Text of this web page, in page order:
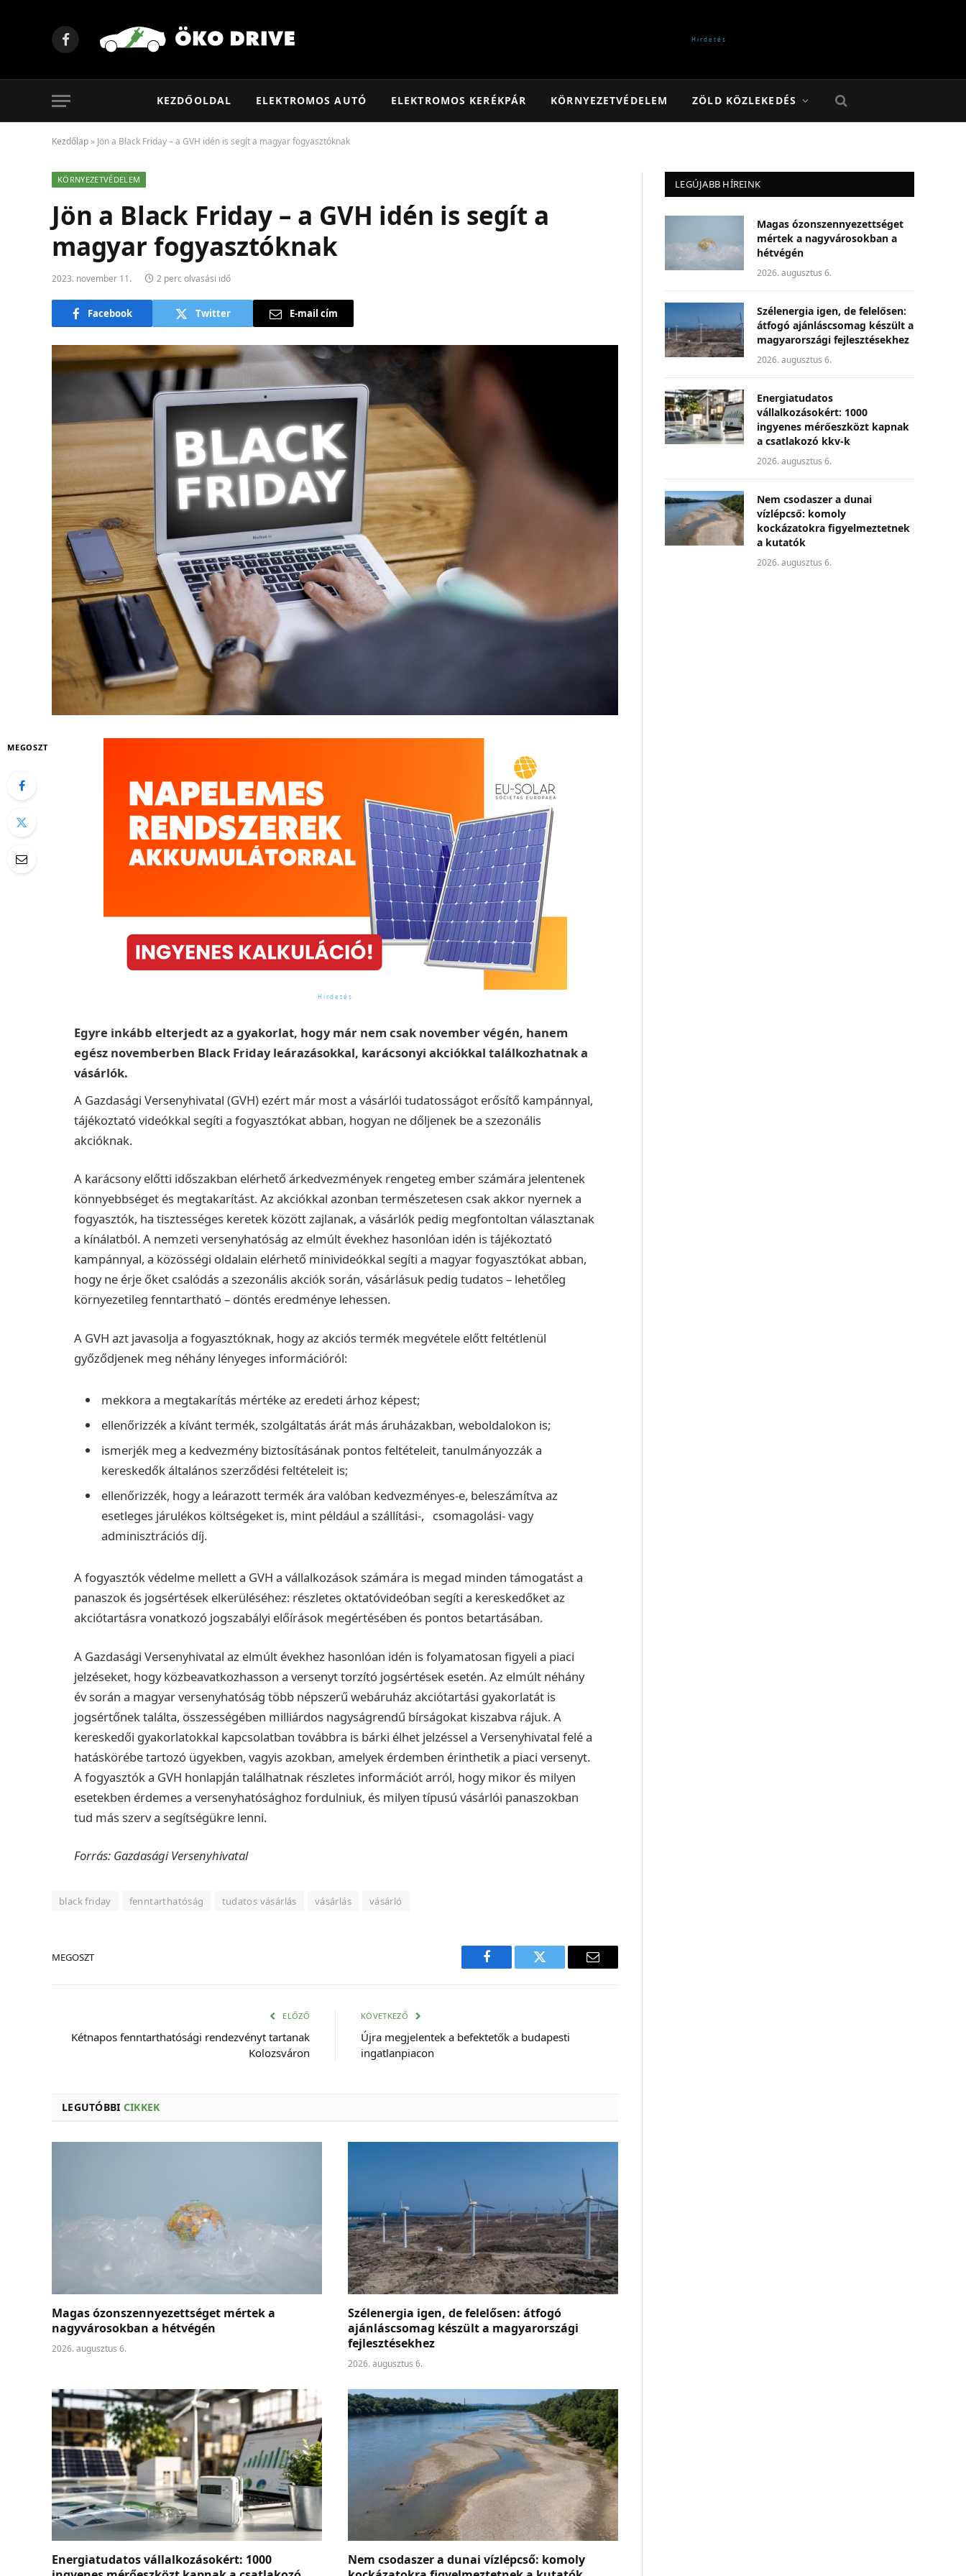
Facebook
KEZDŐOLDAL ELEKTROMOS AUTÓ ELEKTROMOS KERÉKPÁR KÖRNYEZETVÉDELEM ZÖLD KÖZLEKEDÉS
Kezdőlap » Jön a Black Friday – a GVH idén is segít a magyar fogyasztóknak
KÖRNYEZETVÉDELEM
Jön a Black Friday – a GVH idén is segít a
magyar fogyasztóknak
2023. november 11. 2 perc olvasási idő
Facebook Twitter E-mail cím
MEGOSZT
Egyre inkább elterjedt az a gyakorlat, hogy már nem csak november végén, hanem
egész novemberben Black Friday leárazásokkal, karácsonyi akciókkal találkozhatnak a
vásárlók.
A Gazdasági Versenyhivatal (GVH) ezért már most a vásárlói tudatosságot erősítő kampánnyal,
tájékoztató videókkal segíti a fogyasztókat abban, hogyan ne dőljenek be a szezonális
akcióknak.
A karácsony előtti időszakban elérhető árkedvezmények rengeteg ember számára jelentenek
könnyebbséget és megtakarítást. Az akciókkal azonban természetesen csak akkor nyernek a
fogyasztók, ha tisztességes keretek között zajlanak, a vásárlók pedig megfontoltan választanak
a kínálatból. A nemzeti versenyhatóság az elmúlt évekhez hasonlóan idén is tájékoztató
kampánnyal, a közösségi oldalain elérhető minivideókkal segíti a magyar fogyasztókat abban,
hogy ne érje őket csalódás a szezonális akciók során, vásárlásuk pedig tudatos – lehetőleg
környezetileg fenntartható – döntés eredménye lehessen.
A GVH azt javasolja a fogyasztóknak, hogy az akciós termék megvétele előtt feltétlenül
győződjenek meg néhány lényeges információról:
mekkora a megtakarítás mértéke az eredeti árhoz képest;
ellenőrizzék a kívánt termék, szolgáltatás árát más áruházakban, weboldalokon is;
ismerjék meg a kedvezmény biztosításának pontos feltételeit, tanulmányozzák a
kereskedők általános szerződési feltételeit is;
ellenőrizzék, hogy a leárazott termék ára valóban kedvezményes-e, beleszámítva az
esetleges járulékos költségeket is, mint például a szállítási-, csomagolási- vagy
adminisztrációs díj.
A fogyasztók védelme mellett a GVH a vállalkozások számára is megad minden támogatást a
panaszok és jogsértések elkerüléséhez: részletes oktatóvideóban segíti a kereskedőket az
akciótartásra vonatkozó jogszabályi előírások megértésében és pontos betartásában.
A Gazdasági Versenyhivatal az elmúlt évekhez hasonlóan idén is folyamatosan figyeli a piaci
jelzéseket, hogy közbeavatkozhasson a versenyt torzító jogsértések esetén. Az elmúlt néhány
év során a magyar versenyhatóság több népszerű webáruház akciótartási gyakorlatát is
jogsértőnek találta, összességében milliárdos nagyságrendű bírságokat kiszabva rájuk. A
kereskedői gyakorlatokkal kapcsolatban továbbra is bárki élhet jelzéssel a Versenyhivatal felé a
hatáskörébe tartozó ügyekben, vagyis azokban, amelyek érdemben érinthetik a piaci versenyt.
A fogyasztók a GVH honlapján találhatnak részletes információt arról, hogy mikor és milyen
esetekben érdemes a versenyhatósághoz fordulniuk, és milyen típusú vásárlói panaszokban
tud más szerv a segítségükre lenni.
Forrás: Gazdasági Versenyhivatal
black friday fenntarthatóság tudatos vásárlás vásárlás vásárló
MEGOSZT
Facebook Twitter
E-
ELŐZŐ
Kétnapos fenntarthatósági rendezvényt tartanak
Kolozsváron
KÖVETKEZŐ
Újra megjelentek a befektetők a budapesti
ingatlanpiacon
LEGUTÓBBI CIKKEK
Magas ózonszennyezettséget mértek a
nagyvárosokban a hétvégén
2026. augusztus 6.
Szélenergia igen, de felelősen: átfogó
ajánláscsomag készült a magyarországi
fejlesztésekhez
2026. augusztus 6.
Energiatudatos vállalkozásokért: 1000
Nem csodaszer a dunai vízlépcső: komoly
LEGÚJABB HÍREINK
Magas ózonszennyezettséget
mértek a nagyvárosokban a
hétvégén
2026. augusztus 6.
Szélenergia igen, de felelősen:
átfogó ajánláscsomag készült a
magyarországi fejlesztésekhez
2026. augusztus 6.
Energiatudatos
vállalkozásokért: 1000
ingyenes mérőeszközt kapnak
a csatlakozó kkv-k
2026. augusztus 6.
Nem csodaszer a dunai
vízlépcső: komoly
kockázatokra figyelmeztetnek
a kutatók
2026. augusztus 6.